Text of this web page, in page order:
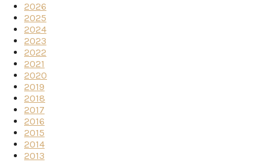
2026
2025
2024
2023
2022
2021
2020
2019
2018
2017
2016
2015
2014
2013